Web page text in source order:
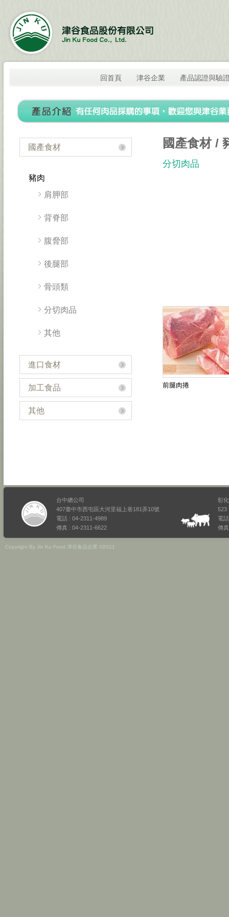
回首頁 津谷企業 產品認證與驗
國產食材
豬肉
肩胛部
背脊部
腹脅部
後腿部
骨頭類
分切肉品
其他
進口食材
加工食品
其他
國產食材 /
分切肉品
前腿肉捲
台中總公司
407臺中市西屯區大河里福上巷181弄10號
電話 : 04-2311-4989
傳真 : 04-2311-6622
彰
523
電
傳
Copyright By Jin Ku Food 津谷食品企業 ©2011